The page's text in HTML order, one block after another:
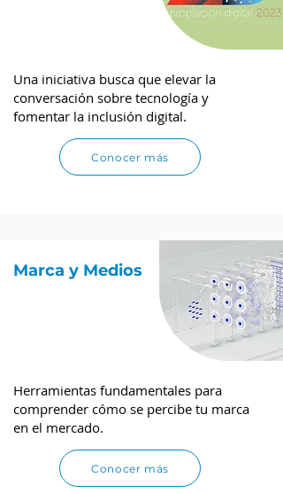
Una iniciativa busca que elevar la
conversación sobre tecnología y
fomentar la inclusión digital.
Conocer más
Marca y Medios
Herramientas fundamentales para
comprender cómo se percibe tu marca
en el mercado.
Conocer más